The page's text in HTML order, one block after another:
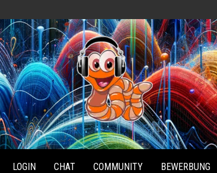
Radio
Waterlu
LOGIN CHAT COMMUNITY BEWERBUNG